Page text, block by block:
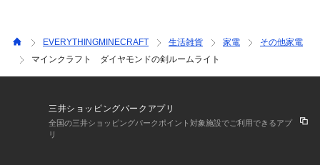
EVERYTHINGMINECRAFT 生活雑貨 家電
その他家電
マインクラフト ダイヤモンドの剣ルームライト
三井ショッピングパークアプリ
全国の三井ショッピングパークポイント対象施設でご利用できるアプ
リ